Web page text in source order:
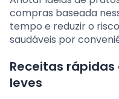
compras baseada
tempo e reduzir o
saudáveis por
Receitas
leves